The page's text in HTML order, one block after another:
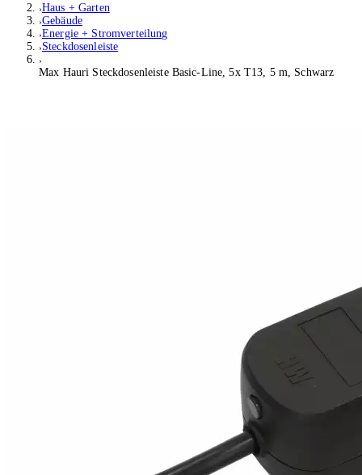
Haus + Garten
Gebäude
Energie + Stromverteilung
Steckdosenleiste
Max Hauri Steckdosenleiste Basic-Line, 5x T13, 5 m, Schwarz